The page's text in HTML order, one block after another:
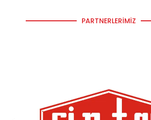
PARTNERLERIMIZ